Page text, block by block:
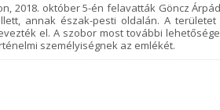
2018. október 5-én felavatták Göncz
annak észak-pesti oldalán. A
el. A szobor most további
személyiségnek az emlékét.